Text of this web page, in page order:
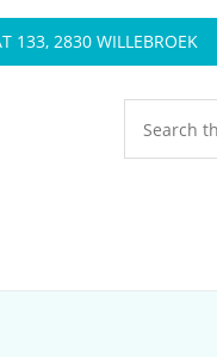
133, 2830 WILLEBROEK